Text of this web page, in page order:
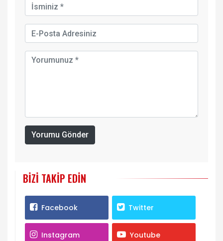
Yorumu Gönder
BIZI TAKIP EDIN
Facebook Twitter
Instagram Youtube